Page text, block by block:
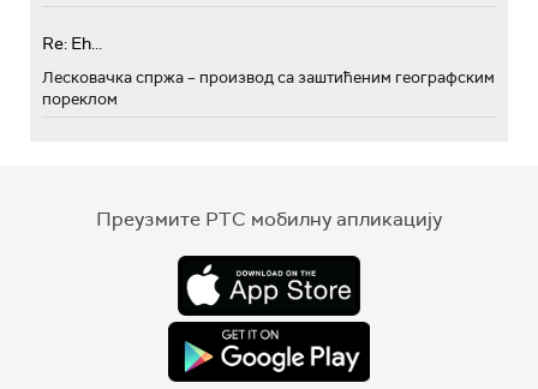
Re: Eh...
Лесковачка спржа – производ са заштићеним географским
пореклом
Преузмите РТС мобилну апликацију